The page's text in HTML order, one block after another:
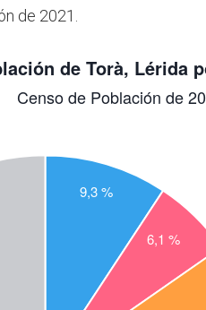
de 2021.